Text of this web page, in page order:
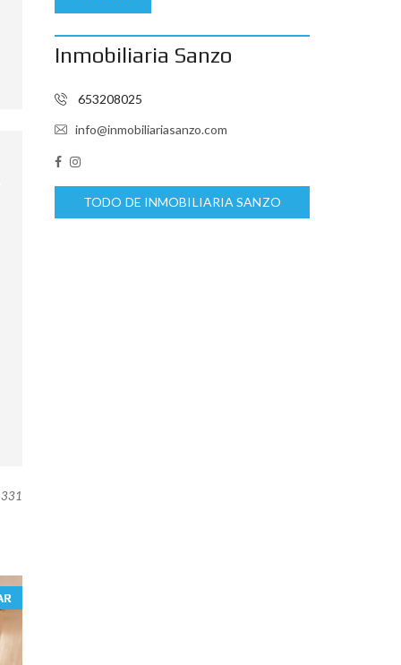
Inmobiliaria Sanzo
653208025
info@inmobiliariasanzo.com
TODO DE INMOBILIARIA SANZO